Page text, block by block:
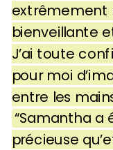
extrêmement
bienveillante
J’ai toute
pour moi
entre les
“Samantha a
précieuse